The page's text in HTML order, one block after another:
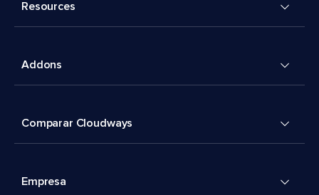
Resources
Addons
Comparar Cloudways
Empresa